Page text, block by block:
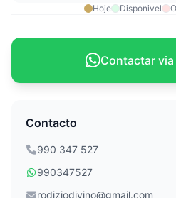
Hoje Disponivel
Contactar
Contacto
990 347 527
990347527
rodiziodivino@gmail.com